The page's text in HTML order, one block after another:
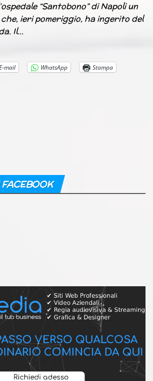
“Santobono” di Napoli un
che, ieri pomeriggio, ha ingerito del
Il…
mail
WhatsApp Stampa
FACEBOOK